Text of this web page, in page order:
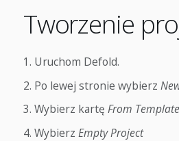
Tworzenie
Uruchom Defold.
Po lewej stronie wybierz
Wybierz kartę From Template
Wybierz Empty Project